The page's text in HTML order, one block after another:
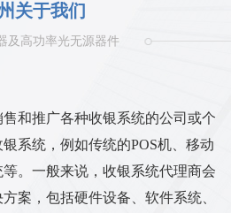
关于我们
及高功率光无源器件
和推广各种收银系统的公司或个
系统，例如传统的POS机、移动
。一般来说，收银系统代理商会
案，包括硬件设备、软件系统、